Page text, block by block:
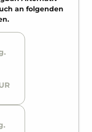
ist es ideal für
an folgenden